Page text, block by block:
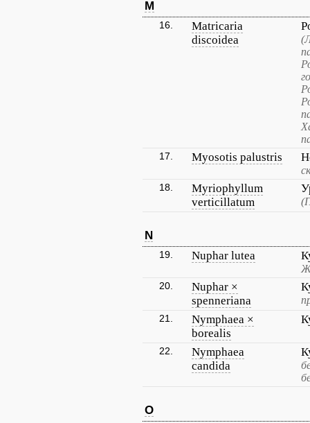
M
16.
Matricaria
discoidea
17. Myosotis palustris
18.
Myriophyllum
verticillatum
N
19. Nuphar lutea
20.
Nuphar ×
spenneriana
21.
Nymphaea ×
borealis
22.
Nymphaea
candida
O